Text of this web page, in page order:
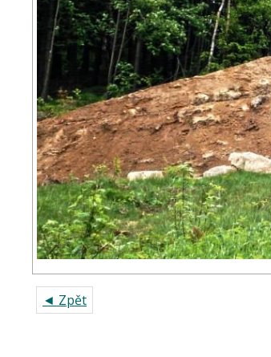
◄ Zpět